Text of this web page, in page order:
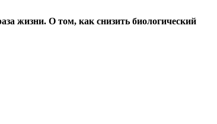
жизни. О том, как снизить биологический